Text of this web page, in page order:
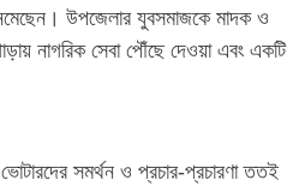
উপজেলার যুবসমাজকে মাদক ও
নাগরিক সেবা পৌঁছে দেওয়া এবং একটি
সমর্থন ও প্রচার-প্রচারণা ততই